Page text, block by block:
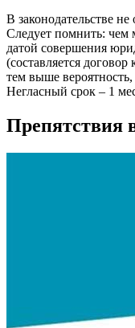
В законодательстве
Следует помнить: чем
датой совершения
(составляется
тем выше
Негласный срок – 1
Препятствия